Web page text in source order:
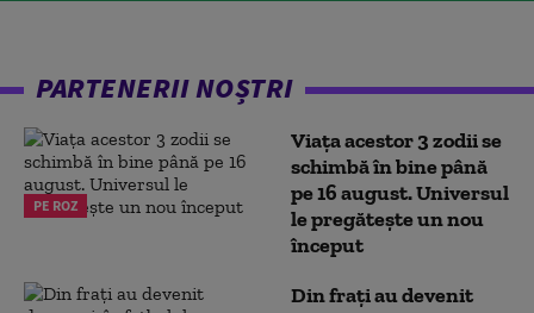
PARTENERII NOȘTRI
PE ROZ
Viața acestor 3 zodii se
schimbă în bine până
pe 16 august. Universul
le pregătește un nou
început
Din frați au devenit